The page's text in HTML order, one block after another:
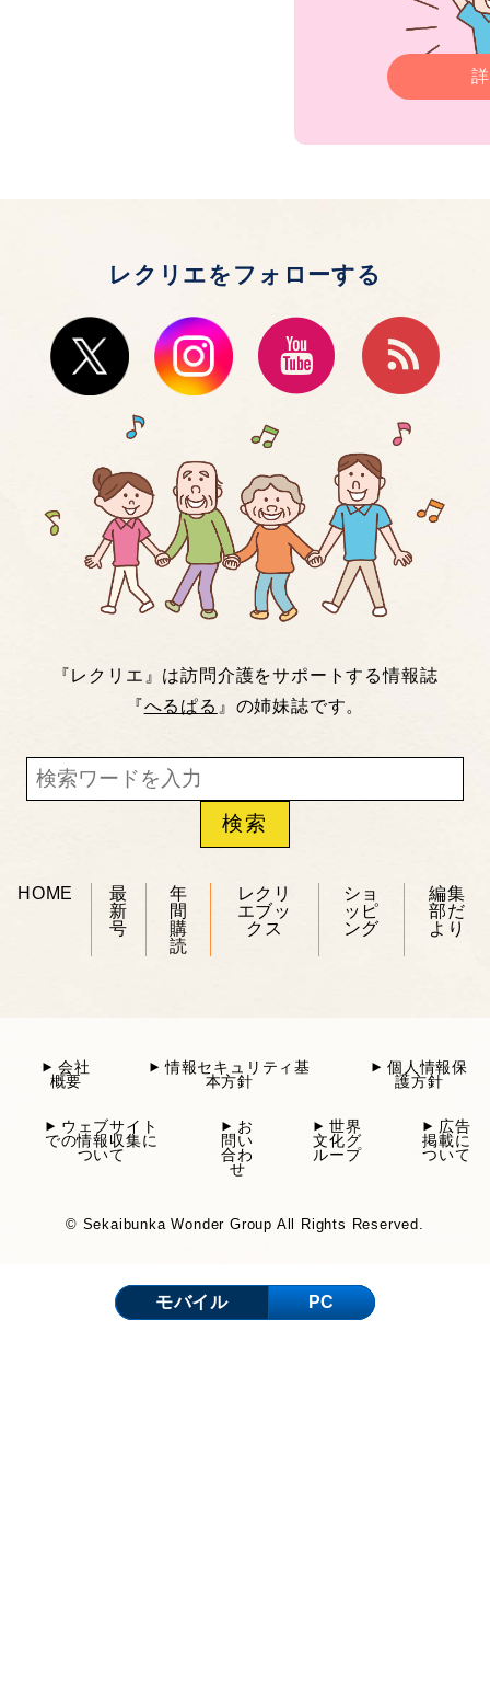
レクリエをフォローする
『レクリエ』は訪問介護をサポートする情報誌
『へるぱる 』の姉妹誌です。
HOME
最
新
号
年
間
購
読
レクリ
エブッ
クス
ショ
ッピ
ング
編集
部だ
より
会社
概要
情報セキュリティ基
本方針
個人情報保
護方針
ウェブサイト
での情報収集に
ついて
お
問い
合わ
せ
世界
文化グ
ループ
広告
掲載に
ついて
© Sekaibunka Wonder Group All Rights Reserved.
モバイル PC